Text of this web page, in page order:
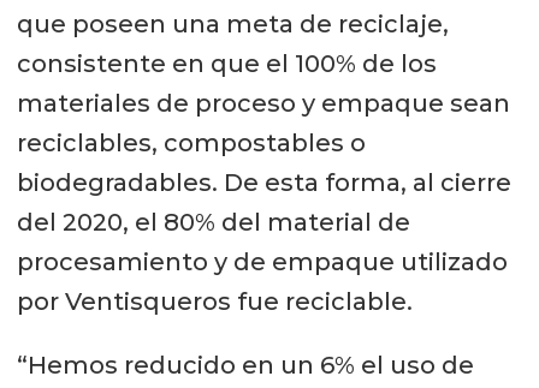
que poseen una meta de reciclaje,
consistente en que el 100% de los
materiales de proceso y empaque sean
reciclables, compostables o
biodegradables. De esta forma, al cierre
del 2020, el 80% del material de
procesamiento y de empaque utilizado
por Ventisqueros fue reciclable.
“Hemos reducido en un 6% el uso de